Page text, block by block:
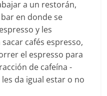
a un restorán,
en donde se
y les
cafés espresso,
el espresso para
de cafeína -
da igual estar o no